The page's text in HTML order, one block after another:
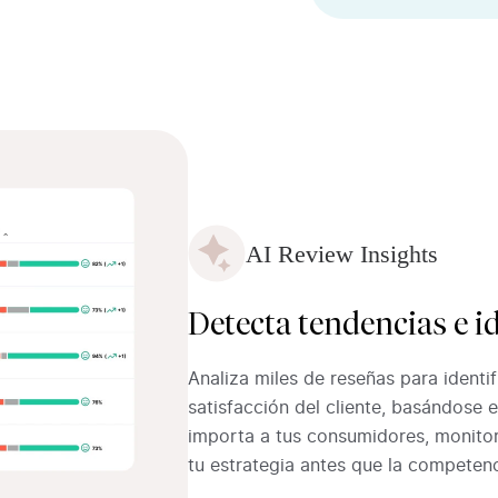
AI Review Insights
Detecta tendencias e
Analiza miles de reseñas para
satisfacción del cliente, basándose
importa a tus consumidores,
tu estrategia antes que la